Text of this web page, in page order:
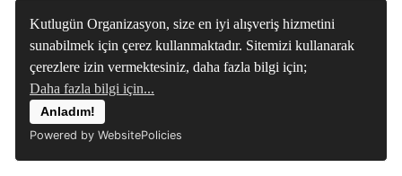
Kutlugün Organizasyon, size en iyi alışveriş hizmetini
sunabilmek için çerez kullanmaktadır. Sitemizi kullanarak
çerezlere izin vermektesiniz, daha fazla bilgi için;
Daha fazla bilgi için...
Anladım!
Powered by WebsitePolicies